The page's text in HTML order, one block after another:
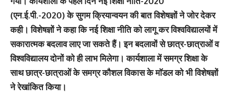
(एन.ई.पी.-2020) के सुगम क्रियान्वयन की बात विशेषज्ञों ने जोर देकर
कही। विशेषज्ञों ने कहा कि नई शिक्षा नीति को लागू कर विश्वविद्यालयों में
सकारात्मक बदलाव लाए जा सकते हैं। इन बदलावों से छात्र-छात्राओं व
विश्वविद्यालय दोनों को ही लाभ मिलेगा। कार्यशाला में समग्र शिक्षा के
साथ छात्र-छात्राओं के समग्र कौशल विकास के माॅडल को भी विशेषज्ञों
ने रेखांकित किया।